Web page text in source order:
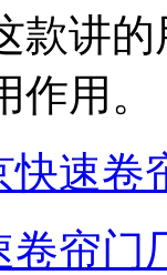
款讲
用。
快速卷
卷帘门